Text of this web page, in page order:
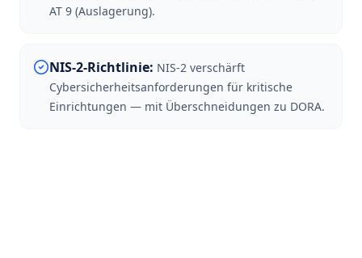
AT 9 (Auslagerung).
NIS-2-Richtlinie: NIS-2 verschärft
Cybersicherheitsanforderungen für kritische
Einrichtungen — mit Überschneidungen zu DORA.